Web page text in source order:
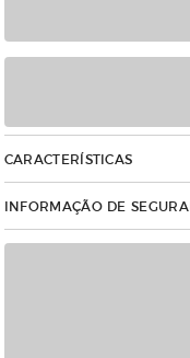
CARACTERÍSTICAS
INFORMAÇÃO DE